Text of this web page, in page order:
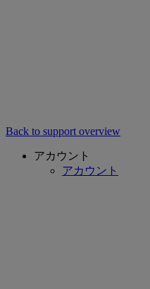
Back to support overview
アカウント
アカウント